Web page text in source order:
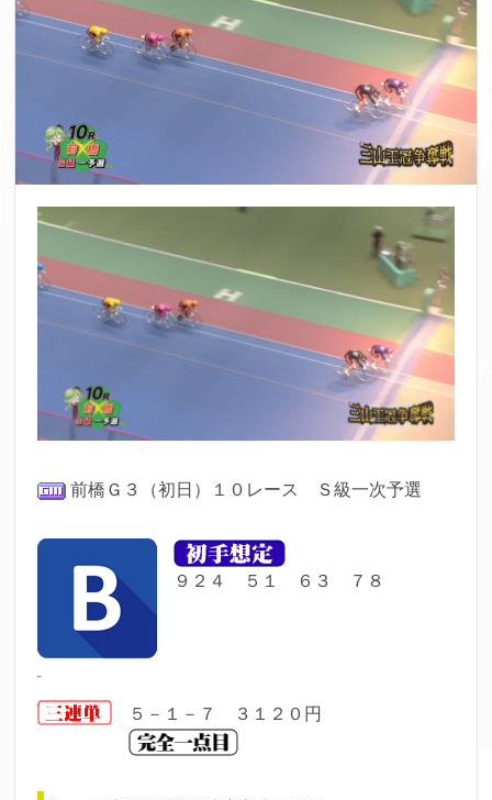
前橋Ｇ３（初日 ）１０レース Ｓ級一次予選
９２４ ５１ ６３ ７８
５－１－７ ３１２０円